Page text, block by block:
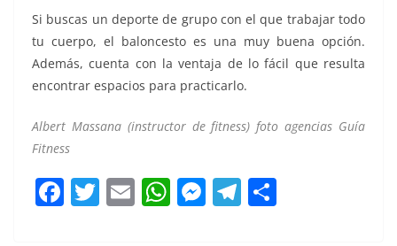
Si buscas un deporte de grupo con el que trabajar todo
tu cuerpo, el baloncesto es una muy buena opción.
Además, cuenta con la ventaja de lo fácil que resulta
encontrar espacios para practicarlo.
Albert Massana (instructor de fitness) foto agencias Guía
Fitness
F
a
T
w
E
m
W
h
M
e
T
el